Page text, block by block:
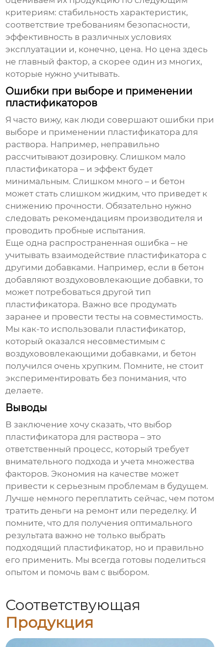
критериям: стабильность характеристик,
соответствие требованиям безопасности,
эффективность в различных условиях
эксплуатации и, конечно, цена. Но цена здесь
не главный фактор, а скорее один из многих,
которые нужно учитывать.
Ошибки при выборе и применении
пластификаторов
Я часто вижу, как люди совершают ошибки при
выборе и применении пластификатора для
раствора. Например, неправильно
рассчитывают дозировку. Слишком мало
пластификатора – и эффект будет
минимальным. Слишком много – и бетон
может стать слишком жидким, что приведет к
снижению прочности. Обязательно нужно
следовать рекомендациям производителя и
проводить пробные испытания.
Еще одна распространенная ошибка – не
учитывать взаимодействие пластификатора с
другими добавками. Например, если в бетон
добавляют воздухововлекающие добавки, то
может потребоваться другой тип
пластификатора. Важно все продумать
заранее и провести тесты на совместимость.
Мы как-то использовали пластификатор,
который оказался несовместимым с
воздухововлекающими добавками, и бетон
получился очень хрупким. Помните, не стоит
экспериментировать без понимания, что
делаете.
Выводы
В заключение хочу сказать, что выбор
пластификатора для раствора – это
ответственный процесс, который требует
внимательного подхода и учета множества
факторов. Экономия на качестве может
привести к серьезным проблемам в будущем.
Лучше немного переплатить сейчас, чем потом
тратить деньги на ремонт или переделку. И
помните, что для получения оптимального
результата важно не только выбрать
подходящий пластификатор, но и правильно
его применить. Мы всегда готовы поделиться
опытом и помочь вам с выбором.
Соответствующая
Продукция